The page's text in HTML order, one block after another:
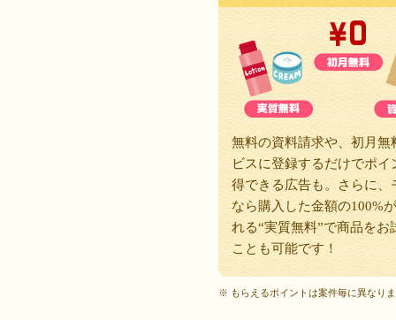
無料の資料請求や、初月無
ビスに登録するだけでポイ
得できる広告も。さらに、
なら購入した金額の100%
れる“実質無料”で商品をお
ことも可能です！
※ もらえるポイントは案件毎に異なり